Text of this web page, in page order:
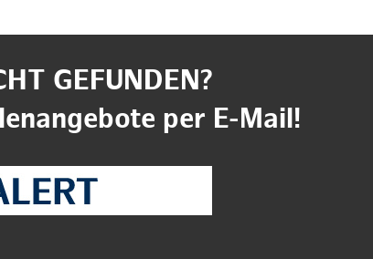
GEFUNDEN?
per E-Mail!